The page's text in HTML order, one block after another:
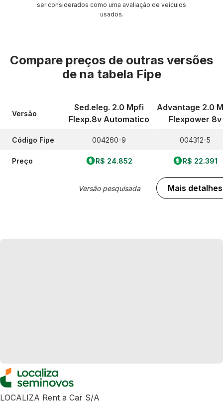
ser considerados como uma avaliação de veículos
usados.
Compare preços de outras versões
de na tabela Fipe
Versão
Código Fipe
Preço
Sed.eleg. 2.0 Mpfi
Flexp.8v Automatico
004260-9
R$ 24.852
Versão pesquisada
Advantage 2.0
Flexpower 8v
004312-5
R$ 22.391
Mais detalhes
LOCALIZA Rent a Car S/A